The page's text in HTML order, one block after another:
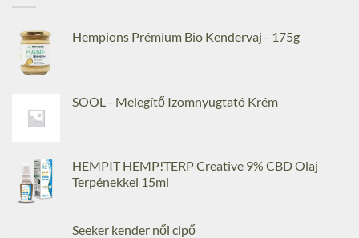
Hempions Prémium Bio Kendervaj - 175g
SOOL - Melegítő Izomnyugtató Krém
HEMPIT HEMP!TERP Creative 9% CBD Olaj
Terpénekkel 15ml
Seeker kender női cipő